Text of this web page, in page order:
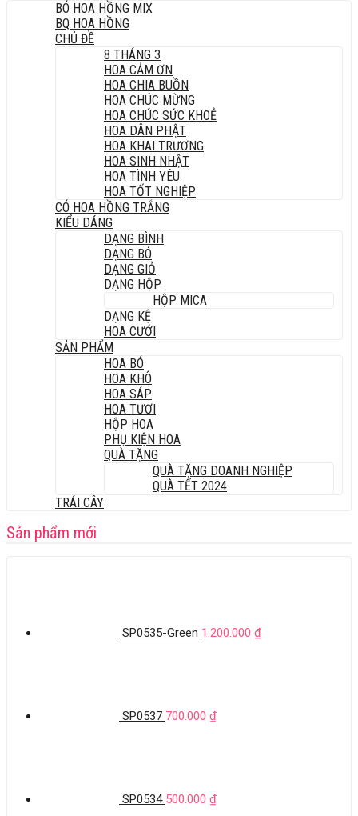
BÓ HOA HỒNG MIX
BQ HOA HỒNG
CHỦ ĐỀ
8 THÁNG 3
HOA CẢM ƠN
HOA CHIA BUỒN
HOA CHÚC MỪNG
HOA CHÚC SỨC KHOẺ
HOA DÂN PHẬT
HOA KHAI TRƯƠNG
HOA SINH NHẬT
HOA TÌNH YÊU
HOA TỐT NGHIỆP
CÓ HOA HỒNG TRẮNG
KIỂU DÁNG
DẠNG BÌNH
DẠNG BÓ
DẠNG GIỎ
DẠNG HỘP
HỘP MICA
DẠNG KỆ
HOA CƯỚI
SẢN PHẨM
HOA BÓ
HOA KHÔ
HOA SÁP
HOA TƯƠI
HỘP HOA
PHỤ KIỆN HOA
QUÀ TẶNG
QUÀ TẶNG DOANH NGHIỆP
QUÀ TẾT 2024
TRÁI CÂY
Sản phẩm mới
SP0535-Green 1.200.000 ₫
SP0537 700.000 ₫
SP0534 500.000 ₫